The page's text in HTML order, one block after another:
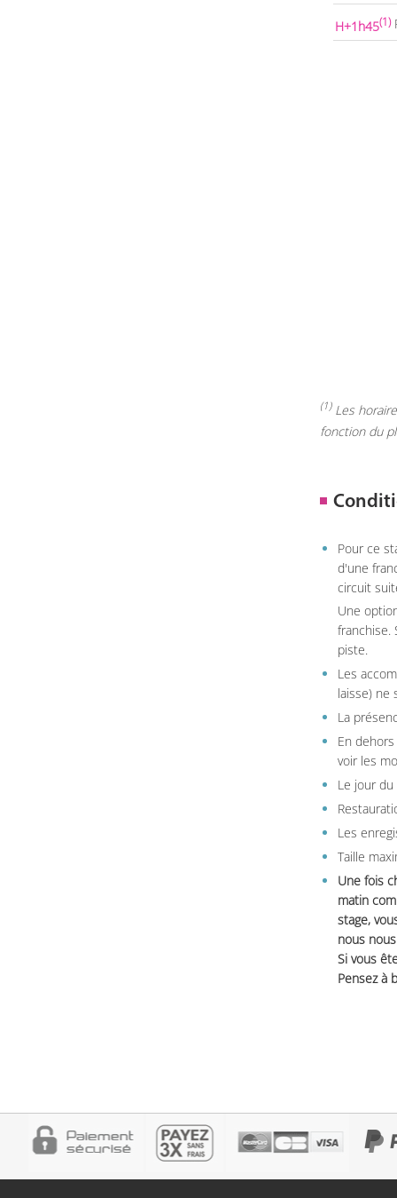
H+1h45(1)
(1)Les
fonction du
Pour ce
d'une
circuit
Une
franchise.
piste.
Les
laisse) ne
La
En
voir les
Le jour
Les
Taille
Une fois
matin
stage,
nous
Si vous
Pensez à